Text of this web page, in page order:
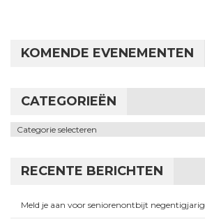
KOMENDE EVENEMENTEN
CATEGORIEËN
Categorieën
RECENTE BERICHTEN
Meld je aan voor seniorenontbijt